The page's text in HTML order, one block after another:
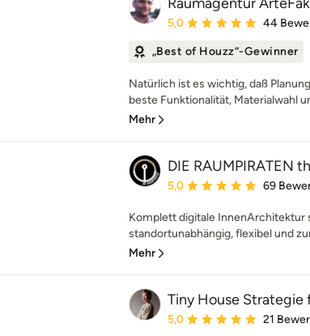
Durchschnittliche
5,0 44
„Best of Houzz“-Gewinner
Natürlich ist es wichtig, daß
beste Funktionalität, Materialwahl
Mehr
DIE RAUMPIRATEN
Durchschnittliche
5,0 69
Komplett digitale InnenArchitektur
standortunabhängig, flexibel und
Mehr
Tiny House Strategie
Durchschnittliche
5,0 21